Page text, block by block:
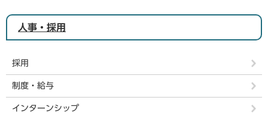
人事・採用
採用
制度・給与
インターンシップ